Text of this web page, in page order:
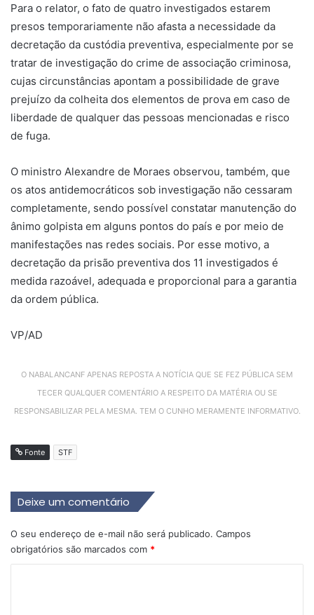
Para o relator, o fato de quatro investigados estarem
presos temporariamente não afasta a necessidade da
decretação da custódia preventiva, especialmente por se
tratar de investigação do crime de associação criminosa,
cujas circunstâncias apontam a possibilidade de grave
prejuízo da colheita dos elementos de prova em caso de
liberdade de qualquer das pessoas mencionadas e risco
de fuga.
O ministro Alexandre de Moraes observou, também, que
os atos antidemocráticos sob investigação não cessaram
completamente, sendo possível constatar manutenção do
ânimo golpista em alguns pontos do país e por meio de
manifestações nas redes sociais. Por esse motivo, a
decretação da prisão preventiva dos 11 investigados é
medida razoável, adequada e proporcional para a garantia
da ordem pública.
VP/AD
O NABALANCANF APENAS REPOSTA A NOTÍCIA QUE SE FEZ PÚBLICA SEM
TECER QUALQUER COMENTÁRIO A RESPEITO DA MATÉRIA OU SE
RESPONSABILIZAR PELA MESMA. TEM O CUNHO MERAMENTE INFORMATIVO.
Fonte STF
Deixe um comentário
O seu endereço de e-mail não será publicado. Campos
obrigatórios são marcados com *